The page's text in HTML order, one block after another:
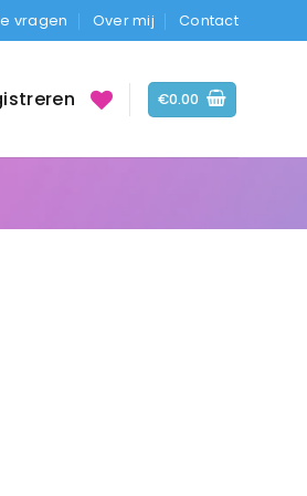
vragen Over mij Contact
€0.00